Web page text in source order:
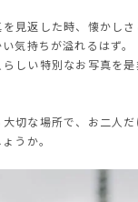
見返した時、懐かし
気持ちが溢れるはず。
しい特別なお写真を
切な場所で、お二人
うか。